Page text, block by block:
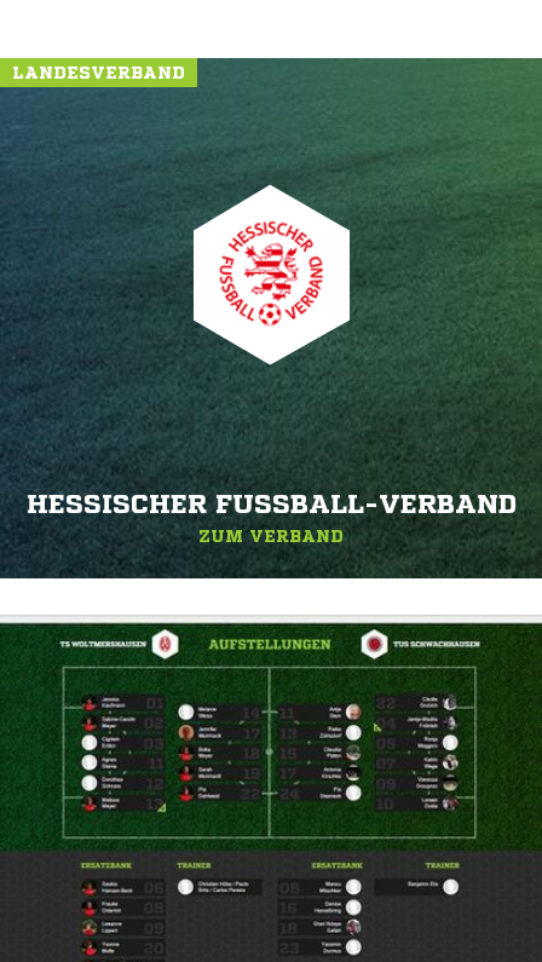
LANDESVERBAND
HESSISCHER FUSSBALL-VERBAND
ZUM VERBAND